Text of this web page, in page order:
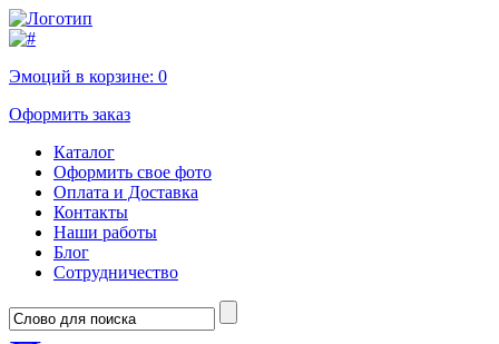
Эмоций в корзине: 0
Оформить заказ
Каталог
Оформить свое фото
Оплата и Доставка
Контакты
Наши работы
Блог
Сотрудничество